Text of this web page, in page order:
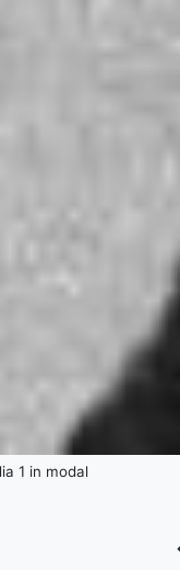
1 in modal